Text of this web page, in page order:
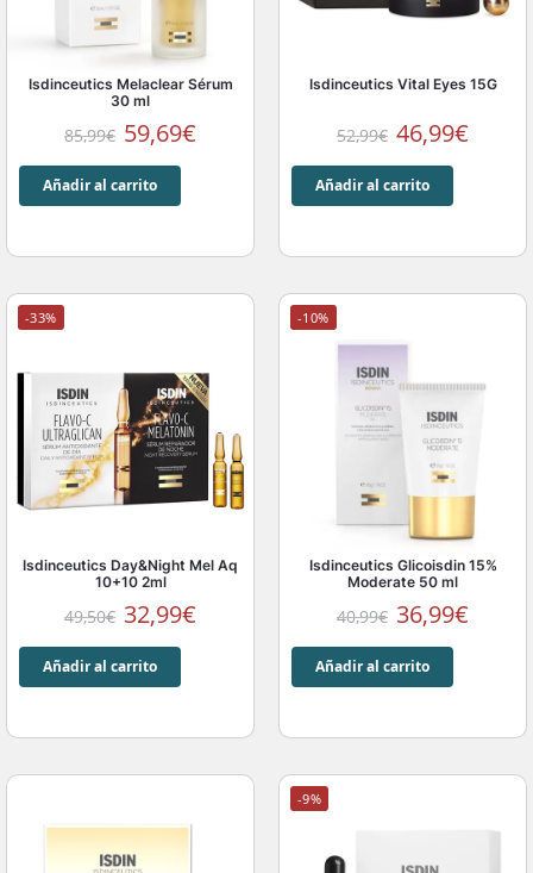
Isdinceutics Melaclear Sérum
30 ml
85,99€ 59,69€
Añadir al carrito
Isdinceutics Vital Eyes 15G
52,99€ 46,99€
Añadir al carrito
-33%
Isdinceutics Day&Night Mel Aq
10+10 2ml
49,50€ 32,99€
Añadir al carrito
-10%
Isdinceutics Glicoisdin 15%
Moderate 50 ml
40,99€ 36,99€
Añadir al carrito
-9%